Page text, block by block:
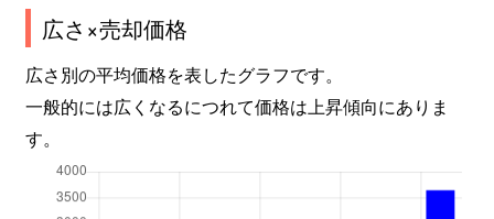
広さ×売却価格
広さ別の平均価格を表したグラフです。
一般的には広くなるにつれて価格は上昇傾向にありま
す。